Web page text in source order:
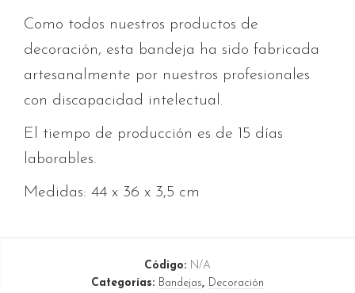
Como todos nuestros productos de
decoración, esta bandeja ha sido fabricada
artesanalmente por nuestros profesionales
con discapacidad intelectual.
El tiempo de producción es de 15 días
laborables.
Medidas: 44 x 36 x 3,5 cm
Código: N/A
Categorías: Bandejas, Decoración